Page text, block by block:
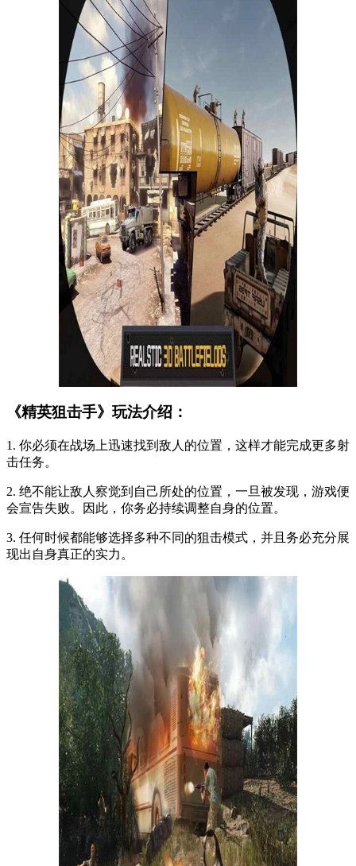
《精英狙击手》玩法介绍：
1. 你必须在战场上迅速找到敌人的位置，这样才能完成更多射
击任务。
2. 绝不能让敌人察觉到自己所处的位置，一旦被发现，游戏便
会宣告失败。因此，你务必持续调整自身的位置。
3. 任何时候都能够选择多种不同的狙击模式，并且务必充分展
现出自身真正的实力。